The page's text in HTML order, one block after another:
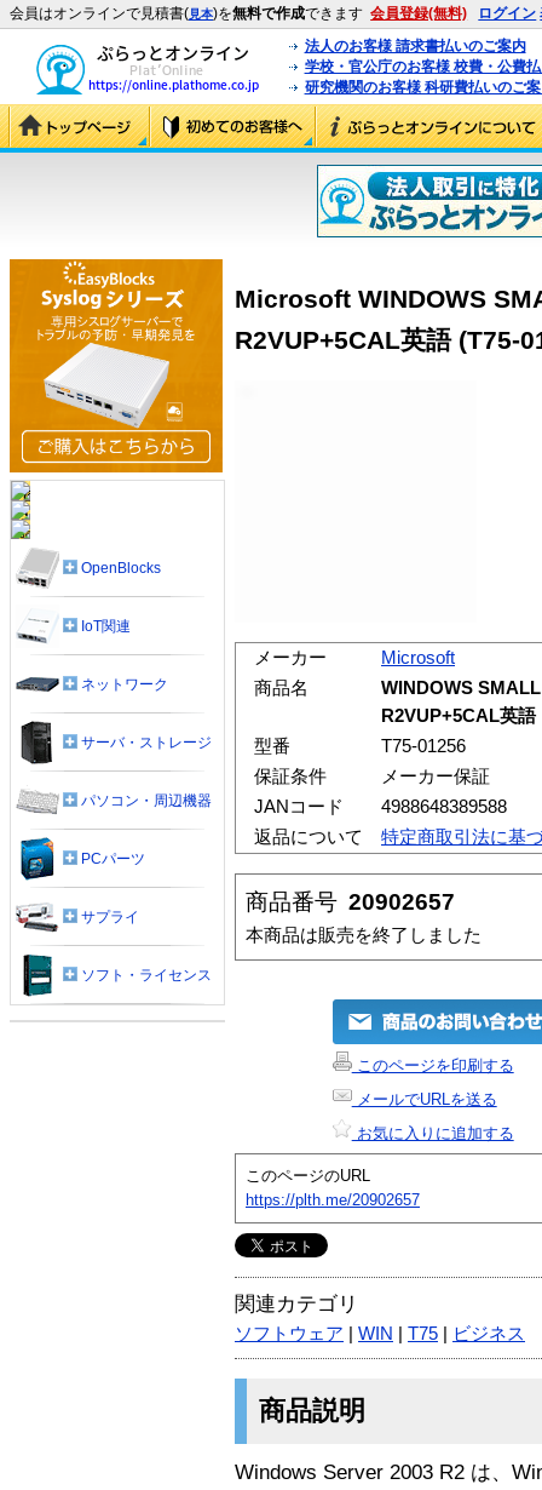
会員はオンラインで見積書(見本)を無料で作成できます 会員登録(無料) ログイン
法人のお客様 請求書払いのご案内
学校・官公庁のお客様 校費・公費
研究機関のお客様 科研費払いのご
Microsoft WINDOWS
R2VUP+5CAL英語 (T75-
メーカー
Microsoft
商品名
WINDOWS
R2VUP+5CAL英語
型番
T75-01256
保証条件
メーカー保証
JANコード
4988648389588
返品について
特定商取引法に基
商品番号 20902657
本商品は販売を終了しました
このページを印刷する
メールでURLを送る
お気に入りに追加する
このページのURL
https://plth.me/20902657
関連カテゴリ
ソフトウェア WIN T75 ビジネス
商品説明
Windows Server 2003 R2 は、
OpenBlocks
IoT関連
ネットワーク
サーバ・ストレージ
パソコン・周辺機器
PCパーツ
サプライ
ソフト・ライセンス